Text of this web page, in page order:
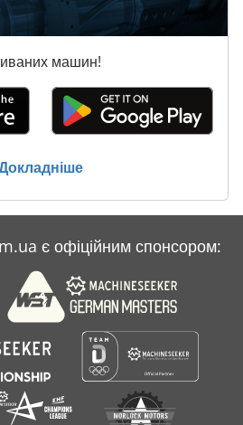
машин!
є офіційним спонсором: